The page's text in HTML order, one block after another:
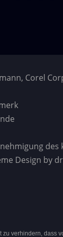
Corel
des
Design by